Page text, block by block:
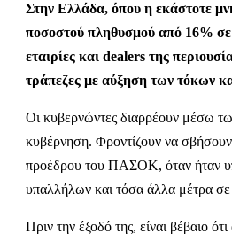
Στην Ελλάδα, όπου η εκάστοτε
ποσοστού πληθυσμού από 16% σε
εταιρίες και dealers της
τράπεζες με αύξηση των τόκων
Οι κυβερνώντες διαρρέουν μέσω
κυβέρνηση. Φροντίζουν να
προέδρου του ΠΑΣΟΚ, όταν ήταν
υπαλλήλων και τόσα άλλα μέτρα σε
Πριν την έξοδό της, είναι βέβαιο